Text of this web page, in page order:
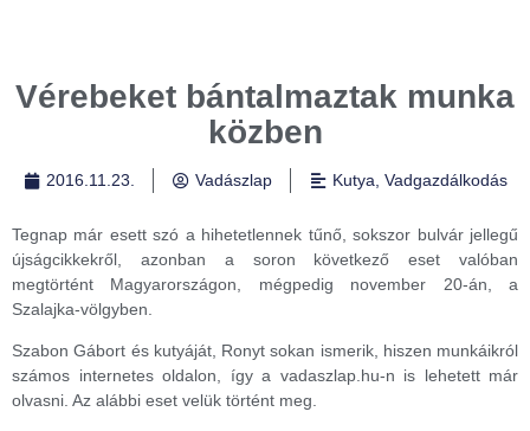
Vérebeket bántalmaztak munka
közben
2016.11.23. Vadászlap Kutya Vadgazdálkodás
Tegnap már esett szó a hihetetlennek tűnő, sokszor bulvár jellegű
újságcikkekről, azonban a soron következő eset valóban
megtörtént Magyarországon, mégpedig november 20-án, a
Szalajka-völgyben.
Szabon Gábort és kutyáját, Ronyt sokan ismerik, hiszen munkáikról
számos internetes oldalon, így a vadaszlap.hu-n is lehetett már
olvasni. Az alábbi eset velük történt meg.